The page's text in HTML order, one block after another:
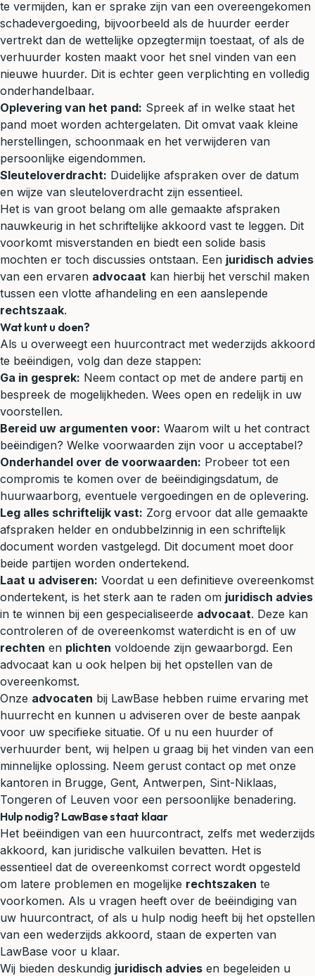
te vermijden, kan er sprake zijn van een overeengekomen
schadevergoeding, bijvoorbeeld als de huurder eerder
vertrekt dan de wettelijke opzegtermijn toestaat, of als de
verhuurder kosten maakt voor het snel vinden van een
nieuwe huurder. Dit is echter geen verplichting en volledig
onderhandelbaar.
Oplevering van het pand: Spreek af in welke staat het
pand moet worden achtergelaten. Dit omvat vaak kleine
herstellingen, schoonmaak en het verwijderen van
persoonlijke eigendommen.
Sleuteloverdracht: Duidelijke afspraken over de datum
en wijze van sleuteloverdracht zijn essentieel.
Het is van groot belang om alle gemaakte afspraken
nauwkeurig in het schriftelijke akkoord vast te leggen. Dit
voorkomt misverstanden en biedt een solide basis
mochten er toch discussies ontstaan. Een juridisch advies
van een ervaren advocaat kan hierbij het verschil maken
tussen een vlotte afhandeling en een aanslepende
rechtszaak.
Wat kunt u doen?
Als u overweegt een huurcontract met wederzijds akkoord
te beëindigen, volg dan deze stappen:
Ga in gesprek: Neem contact op met de andere partij en
bespreek de mogelijkheden. Wees open en redelijk in uw
voorstellen.
Bereid uw argumenten voor: Waarom wilt u het contract
beëindigen? Welke voorwaarden zijn voor u acceptabel?
Onderhandel over de voorwaarden: Probeer tot een
compromis te komen over de beëindigingsdatum, de
huurwaarborg, eventuele vergoedingen en de oplevering.
Leg alles schriftelijk vast: Zorg ervoor dat alle gemaakte
afspraken helder en ondubbelzinnig in een schriftelijk
document worden vastgelegd. Dit document moet door
beide partijen worden ondertekend.
Laat u adviseren: Voordat u een definitieve overeenkomst
ondertekent, is het sterk aan te raden om juridisch advies
in te winnen bij een gespecialiseerde advocaat. Deze kan
controleren of de overeenkomst waterdicht is en of uw
rechten en plichten voldoende zijn gewaarborgd. Een
advocaat kan u ook helpen bij het opstellen van de
overeenkomst.
Onze advocaten bij LawBase hebben ruime ervaring met
huurrecht en kunnen u adviseren over de beste aanpak
voor uw specifieke situatie. Of u nu een huurder of
verhuurder bent, wij helpen u graag bij het vinden van een
minnelijke oplossing. Neem gerust contact op met onze
kantoren in Brugge, Gent, Antwerpen, Sint-Niklaas,
Tongeren of Leuven voor een persoonlijke benadering.
Hulp nodig? LawBase staat klaar
Het beëindigen van een huurcontract, zelfs met wederzijds
akkoord, kan juridische valkuilen bevatten. Het is
essentieel dat de overeenkomst correct wordt opgesteld
om latere problemen en mogelijke rechtszaken te
voorkomen. Als u vragen heeft over de beëindiging van
uw huurcontract, of als u hulp nodig heeft bij het opstellen
van een wederzijds akkoord, staan de experten van
LawBase voor u klaar.
Wij bieden deskundig juridisch advies en begeleiden u